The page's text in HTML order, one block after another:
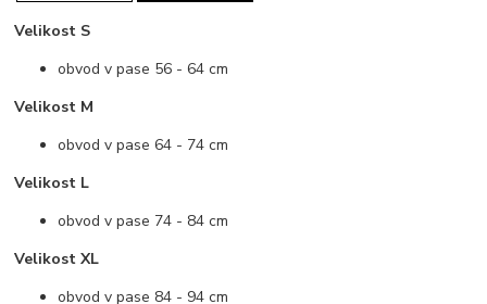
Velikost S
obvod v pase 56 - 64 cm
Velikost M
obvod v pase 64 - 74 cm
Velikost L
obvod v pase 74 - 84 cm
Velikost XL
obvod v pase 84 - 94 cm